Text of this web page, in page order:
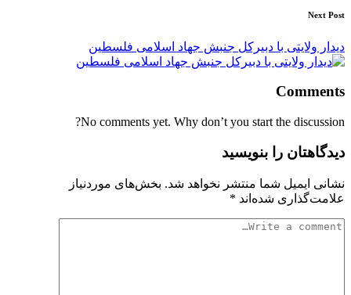
Next Post
دیدار ولایتی با دبیرکل جنبش جهاد اسلامی فلسطین
Comments
No comments yet. Why don’t you start the discussion?
دیدگاهتان را بنویسید
نشانی ایمیل شما منتشر نخواهد شد. بخش‌های موردنیاز
علامت‌گذاری شده‌اند *